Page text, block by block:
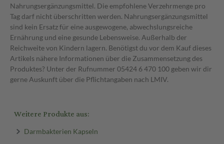
Nahrungsergänzungsmittel. Die empfohlene Verzehrmenge pro
Tag darf nicht überschritten werden. Nahrungsergänzungsmittel
sind kein Ersatz für eine ausgewogene, abwechslungsreiche
Ernährung und eine gesunde Lebensweise. Außerhalb der
Reichweite von Kindern lagern. Benötigst du vor dem Kauf dieses
Artikels nähere Informationen über die Zusammensetzung des
Produktes? Unter der Rufnummer 05424 6 470 100 geben wir dir
gerne Auskunft über die Pflichtangaben nach LMIV.
Weitere Produkte aus:
Darmbakterien Kapseln